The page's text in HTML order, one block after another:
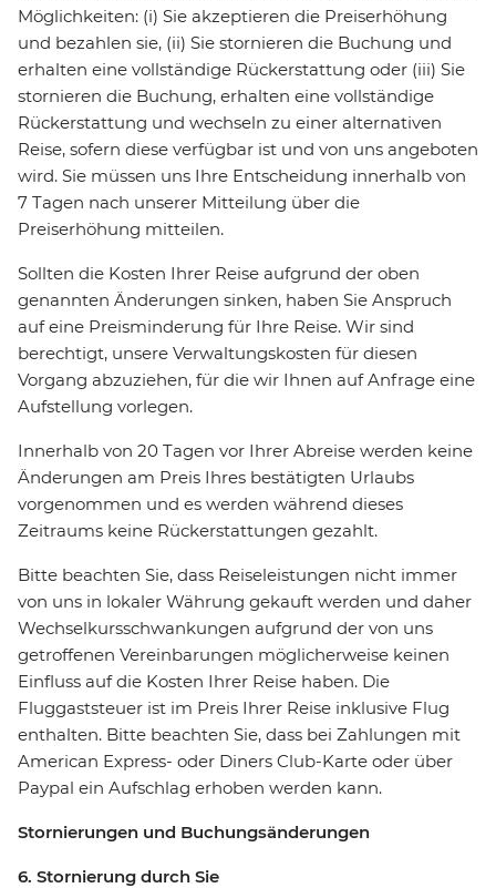
Möglichkeiten: (i) Sie akzeptieren die Preiserhöhung
und bezahlen sie, (ii) Sie stornieren die Buchung und
erhalten eine vollständige Rückerstattung oder (iii) Sie
stornieren die Buchung, erhalten eine vollständige
Rückerstattung und wechseln zu einer alternativen
Reise, sofern diese verfügbar ist und von uns angeboten
wird. Sie müssen uns Ihre Entscheidung innerhalb von
7 Tagen nach unserer Mitteilung über die
Preiserhöhung mitteilen.
Sollten die Kosten Ihrer Reise aufgrund der oben
genannten Änderungen sinken, haben Sie Anspruch
auf eine Preisminderung für Ihre Reise. Wir sind
berechtigt, unsere Verwaltungskosten für diesen
Vorgang abzuziehen, für die wir Ihnen auf Anfrage eine
Aufstellung vorlegen.
Innerhalb von 20 Tagen vor Ihrer Abreise werden keine
Änderungen am Preis Ihres bestätigten Urlaubs
vorgenommen und es werden während dieses
Zeitraums keine Rückerstattungen gezahlt.
Bitte beachten Sie, dass Reiseleistungen nicht immer
von uns in lokaler Währung gekauft werden und daher
Wechselkursschwankungen aufgrund der von uns
getroffenen Vereinbarungen möglicherweise keinen
Einfluss auf die Kosten Ihrer Reise haben. Die
Fluggaststeuer ist im Preis Ihrer Reise inklusive Flug
enthalten. Bitte beachten Sie, dass bei Zahlungen mit
American Express- oder Diners Club-Karte oder über
Paypal ein Aufschlag erhoben werden kann.
Stornierungen und Buchungsänderungen
6. Stornierung durch Sie